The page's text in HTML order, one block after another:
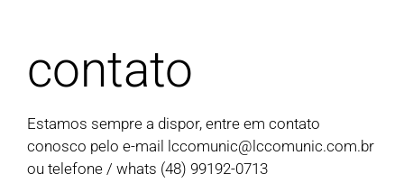
contato
Estamos sempre a dispor, entre em contato
conosco pelo e-mail lccomunic@lccomunic.com.br
ou telefone / whats (48) 99192-0713